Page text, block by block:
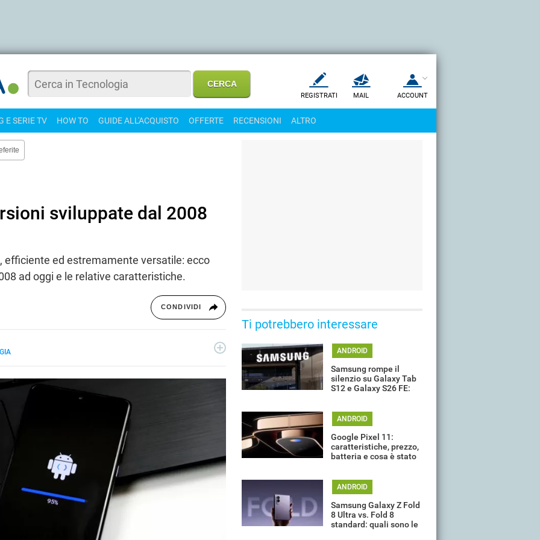
REGISTRATI MAIL ACCOUNT
E SERIE TV HOW TO GUIDE ALL'ACQUISTO OFFERTE RECENSIONI ALTRO
sviluppate dal 2008
efficiente ed estremamente versatile: ecco
ad oggi e le relative caratteristiche.
CONDIVIDI
con Libero Tecnologia.
Ti potrebbero interessare
ANDROID
Samsung rompe il
silenzio su Galaxy Tab
S12 e Galaxy S26 FE:
ANDROID
Google Pixel 11:
caratteristiche, prezzo,
batteria e cosa è stato
ANDROID
Samsung Galaxy Z Fold
8 Ultra vs. Fold 8
standard: quali sono le